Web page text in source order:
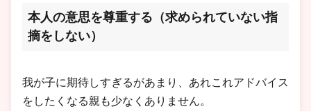
本人の意思を尊重する（求められていない指
摘をしない）
我が子に期待しすぎるがあまり、あれこれアドバイス
をしたくなる親も少なくありません。